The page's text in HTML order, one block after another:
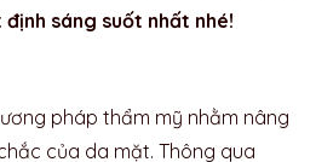
sáng suốt nhất nhé!
pháp thẩm mỹ nhằm nâng
của da mặt. Thông qua